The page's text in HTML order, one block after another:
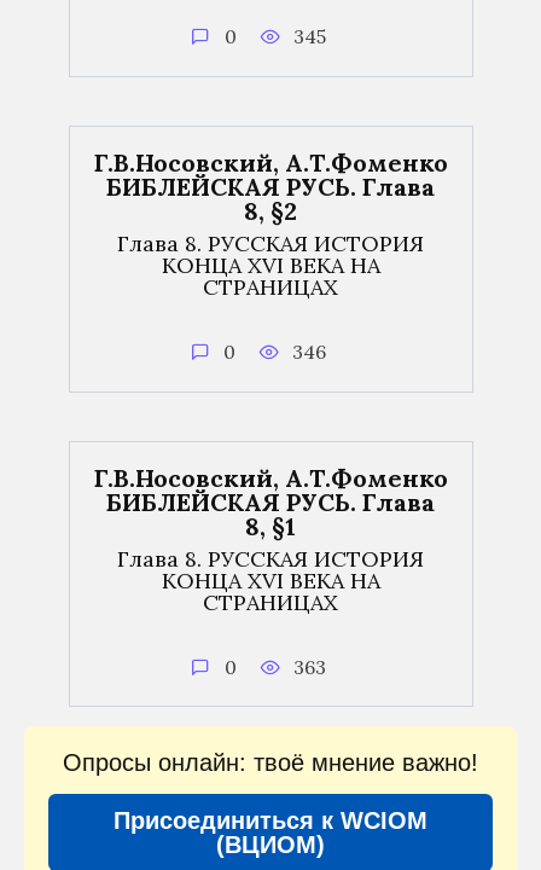
0 345
Г.В.Носовский, А.Т.Фоменко
БИБЛЕЙСКАЯ РУСЬ. Глава
8, §2
Глава 8. РУССКАЯ ИСТОРИЯ
КОНЦА XVI ВЕКА НА
СТРАНИЦАХ
0 346
Г.В.Носовский, А.Т.Фоменко
БИБЛЕЙСКАЯ РУСЬ. Глава
8, §1
Глава 8. РУССКАЯ ИСТОРИЯ
КОНЦА XVI ВЕКА НА
СТРАНИЦАХ
0 363
Опросы онлайн: твоё мнение важно!
Присоединиться к WCIOM
(ВЦИОМ)